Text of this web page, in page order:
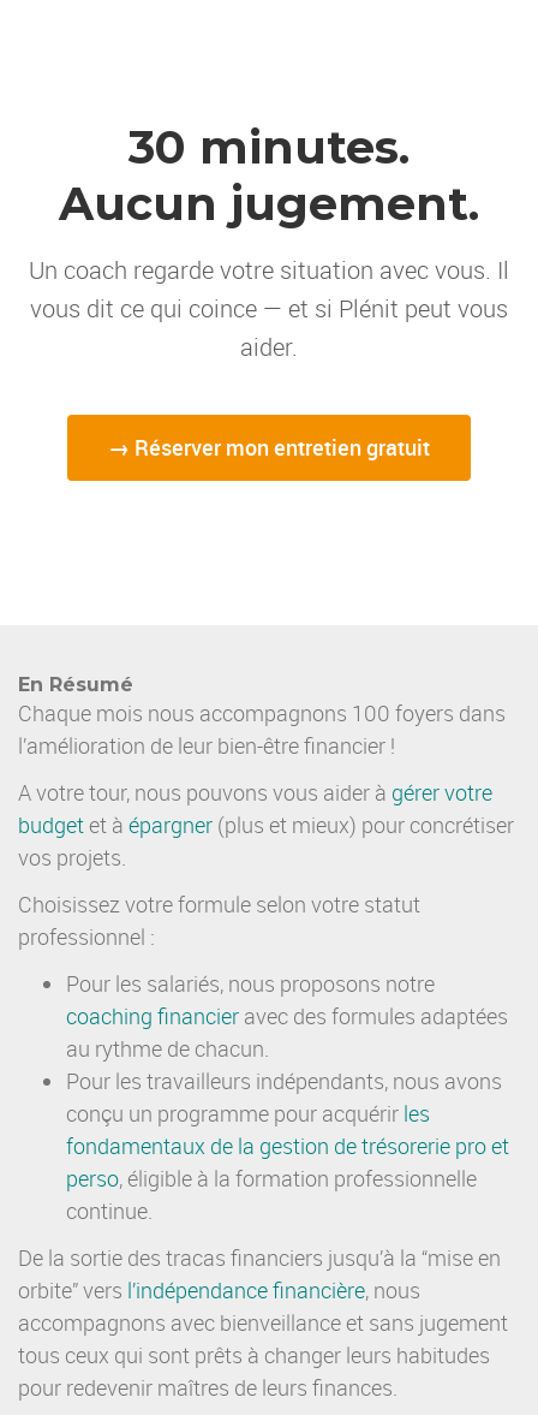
30 minutes.
Aucun jugement.
Un coach regarde votre situation avec vous. Il
vous dit ce qui coince — et si Plénit peut vous
aider.
→ Réserver mon entretien gratuit
En Résumé
Chaque mois nous accompagnons 100 foyers dans
l’amélioration de leur bien-être financier !
A votre tour, nous pouvons vous aider à gérer votre
budget et à épargner (plus et mieux) pour concrétiser
vos projets.
Choisissez votre formule selon votre statut
professionnel :
Pour les salariés, nous proposons notre
coaching financier avec des formules adaptées
au rythme de chacun.
Pour les travailleurs indépendants, nous avons
conçu un programme pour acquérir les
fondamentaux de la gestion de trésorerie pro et
perso, éligible à la formation professionnelle
continue.
De la sortie des tracas financiers jusqu’à la “mise en
orbite” vers l’indépendance financière, nous
accompagnons avec bienveillance et sans jugement
tous ceux qui sont prêts à changer leurs habitudes
pour redevenir maîtres de leurs finances.